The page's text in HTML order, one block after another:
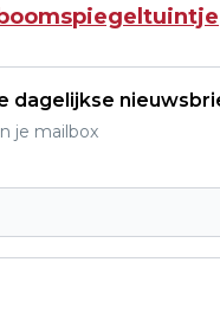
dagelijkse
je mailbox